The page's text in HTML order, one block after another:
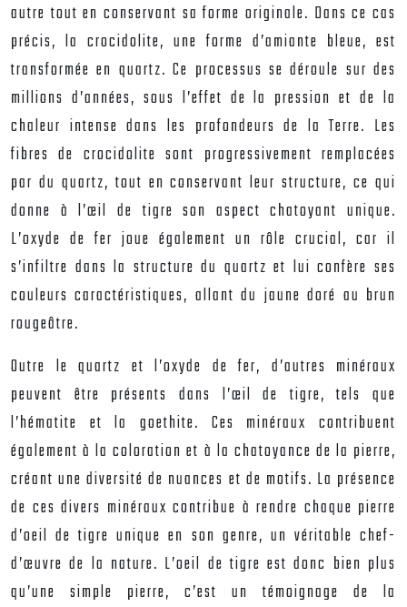
autre tout en conservant sa forme originale. Dans ce cas
précis, la crocidolite, une forme d’amiante bleue, est
transformée en quartz. Ce processus se déroule sur des
millions d’années, sous l’effet de la pression et de la
chaleur intense dans les profondeurs de la Terre. Les
fibres de crocidolite sont progressivement remplacées
par du quartz, tout en conservant leur structure, ce qui
donne à l’œil de tigre son aspect chatoyant unique.
L’oxyde de fer joue également un rôle crucial, car il
s’infiltre dans la structure du quartz et lui confère ses
couleurs caractéristiques, allant du jaune doré au brun
rougeâtre.
Outre le quartz et l’oxyde de fer, d’autres minéraux
peuvent être présents dans l’œil de tigre, tels que
l’hématite et la goethite. Ces minéraux contribuent
également à la coloration et à la chatoyance de la pierre,
créant une diversité de nuances et de motifs. La présence
de ces divers minéraux contribue à rendre chaque pierre
d’oeil de tigre unique en son genre, un véritable chef-
d’œuvre de la nature. L’oeil de tigre est donc bien plus
qu’une simple pierre, c’est un témoignage de la